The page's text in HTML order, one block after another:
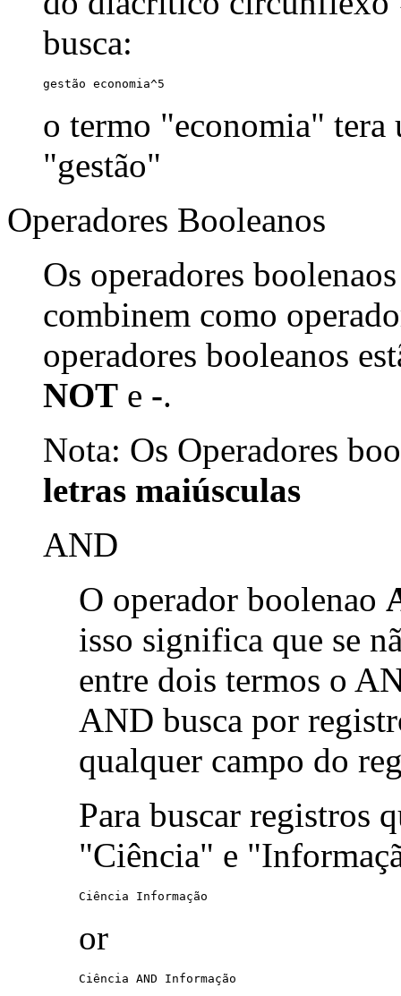
busca:
gestão economia^5
o termo "economia" tera
"gestão"
Operadores Booleanos
Os operadores
combinem como
operadores booleanos
NOT e -.
Nota: Os Operadores
letras maiúsculas
AND
O operador boolenao
isso significa que se
entre dois termos o
AND busca por
qualquer campo do
Para buscar registros
"Ciência" e
Ciência Informação
or
Ciência AND Informação